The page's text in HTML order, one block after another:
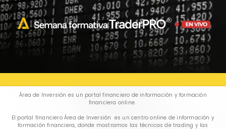
Área de Inversión es un portal financiero de información y formación
financiera online.
El portal financiero Área de Inversión es un centro online de información y
formación financiera, donde mostramos las técnicas de trading y las